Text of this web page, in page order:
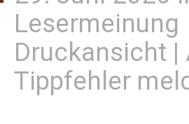
Lesermeinung
Druckansicht |
Tippfehler